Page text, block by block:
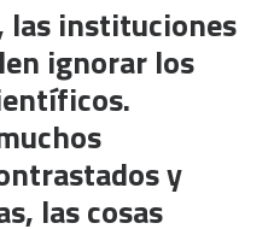
las instituciones
ignorar los
y
las cosas